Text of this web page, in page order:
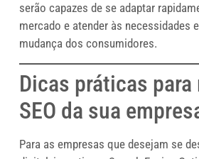
serão capazes de se adaptar
mercado e atender às necessidades
mudança dos consumidores.
Dicas práticas para
SEO da sua
Para as empresas que desejam se